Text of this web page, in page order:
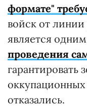
формате"
войск от линии
является
проведения
гарантировать
отказались.